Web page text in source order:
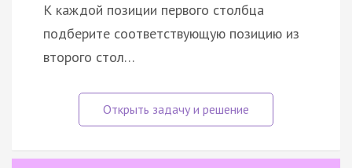
К каждой позиции первого столбца
подберите соответствующую позицию из
второго стол…